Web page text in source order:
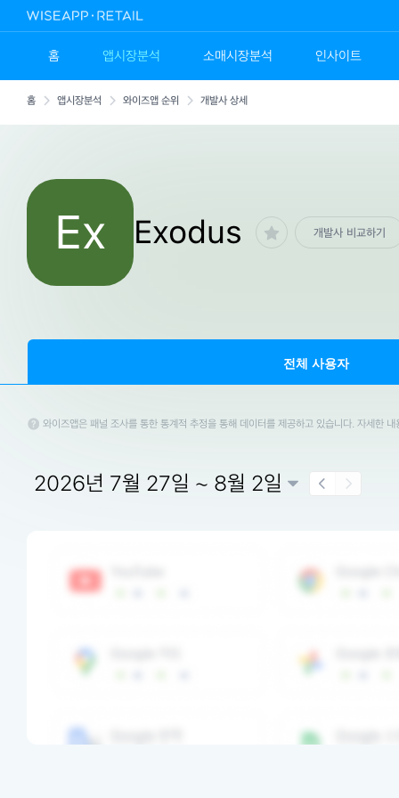
홈 앱시장분석 소매시장분석 인사이트
홈 앱시장분석 와이즈앱 순위 개발사 상세
Ex Exodus 개발사 비교하기
전체 사용자
와이즈앱은 패널 조사를 통한 통계적 추정을 통해 데이터를 제공하고 있습니다. 자세한
2026년 7월 27일 ~ 8월 2일